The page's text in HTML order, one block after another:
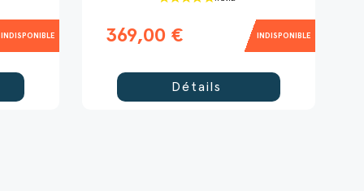
INDISPONIBLE 369,00 € INDISPONIBLE
Détails